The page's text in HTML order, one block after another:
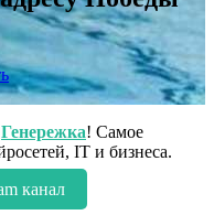
Генережка! Самое
IT и бизнеса.
канал